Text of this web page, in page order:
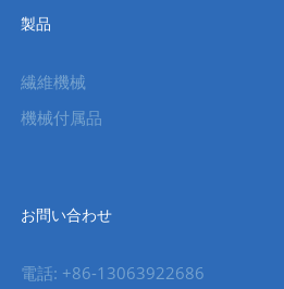
製品
繊維機械
機械付属品
お問い合わせ
電話: +86-13063922686